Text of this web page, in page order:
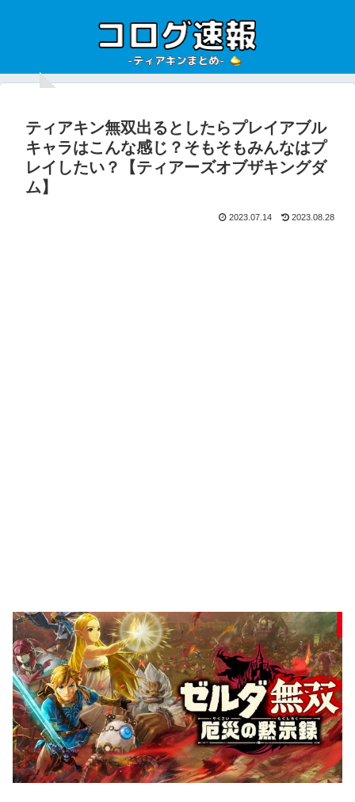
ティアキン無双出るとしたらプレイアブル
キャラはこんな感じ？そもそもみんなはプ
レイしたい？【ティアーズオブザキングダ
ム】
2023.07.14 2023.08.28